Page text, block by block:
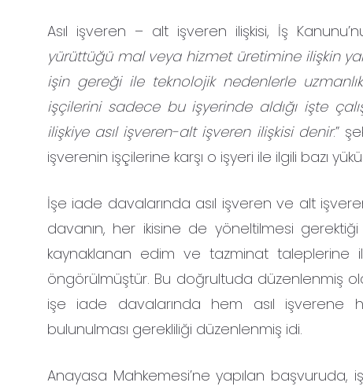
Asıl işveren – alt işveren ilişkisi, İş
yürüttüğü mal veya hizmet üretimine ilişkin
işin gereği ile teknolojik nedenlerle
işçilerini sadece bu işyerinde aldığı işte
ilişkiye asıl işveren-alt işveren ilişkisi denir.”
işverenin işçilerine karşı o işyeri ile ilgili bazı
İşe iade davalarında asıl işveren ve alt
davanın, her ikisine de yöneltilmesi
kaynaklanan edim ve tazminat taleplerine
öngörülmüştür. Bu doğrultuda düzenlenmiş
işe iade davalarında hem asıl işverene
bulunulması gerekliliği düzenlenmiş idi.
Anayasa Mahkemesi’ne yapılan